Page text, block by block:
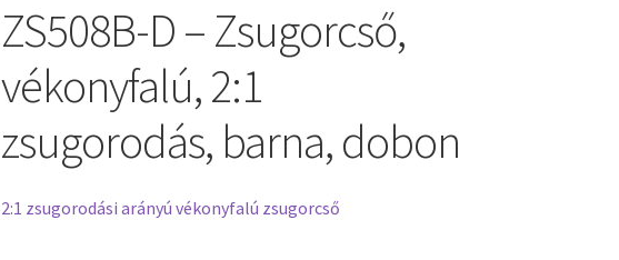
ZS508B-D – Zsugorcső,
vékonyfalú, 2:1
zsugorodás, barna, dobon
2:1 zsugorodási arányú vékonyfalú zsugorcső